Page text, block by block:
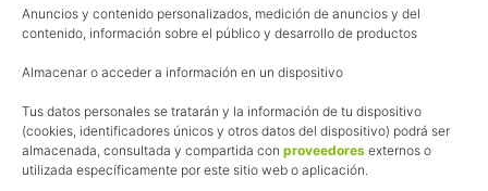
Anuncios y contenido personalizados, medición de anuncios y del
contenido, información sobre el público y desarrollo de productos
Almacenar o acceder a información en un dispositivo
Tus datos personales se tratarán y la información de tu dispositivo
(cookies, identificadores únicos y otros datos del dispositivo) podrá ser
almacenada, consultada y compartida con proveedores externos o
utilizada específicamente por este sitio web o aplicación.
Política de cookies
Afiliación
La web de Pedalesyzapatillas utiliza programas de afiliación.
¿Qué significa esto?